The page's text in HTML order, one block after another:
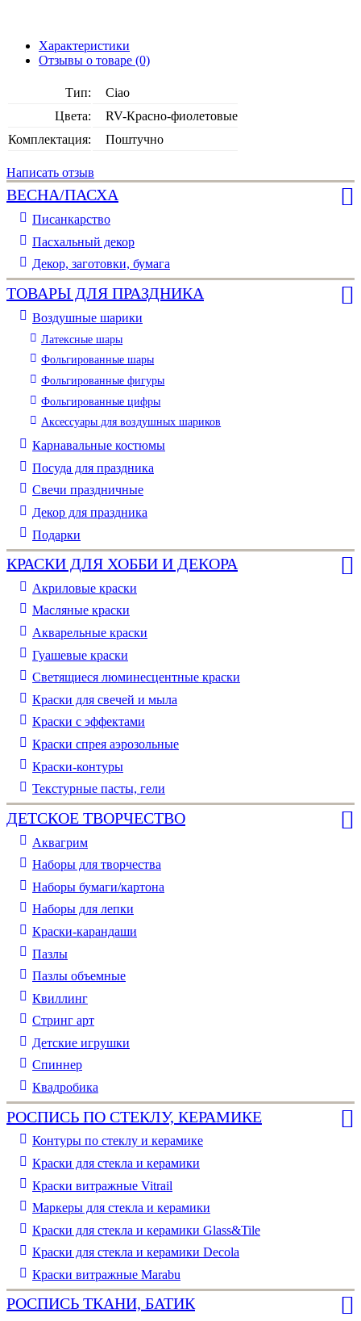
Характеристики
Отзывы о товаре (0)
Тип:
Ciao
Цвета:
RV-Красно-фиолетовые
Комплектация:
Поштучно
Написать отзыв
ВЕСНА/ПАСХА
Писанкарство
Пасхальный декор
Декор, заготовки, бумага
ТОВАРЫ ДЛЯ ПРАЗДНИКА
Воздушные шарики
Латексные шары
Фольгированные шары
Фольгированные фигуры
Фольгированные цифры
Аксессуары для воздушных шариков
Карнавальные костюмы
Посуда для праздника
Свечи праздничные
Декор для праздника
Подарки
КРАСКИ ДЛЯ ХОББИ И ДЕКОРА
Акриловые краски
Масляные краски
Акварельные краски
Гуашевые краски
Светящиеся люминесцентные краски
Краски для свечей и мыла
Краски с эффектами
Краски спрея аэрозольные
Краски-контуры
Текстурные пасты, гели
ДЕТСКОЕ ТВОРЧЕСТВО
Аквагрим
Наборы для творчества
Наборы бумаги/картона
Наборы для лепки
Краски-карандаши
Пазлы
Пазлы объемные
Квиллинг
Стринг арт
Детские игрушки
Спиннер
Квадробика
РОСПИСЬ ПО СТЕКЛУ, КЕРАМИКЕ
Контуры по стеклу и керамике
Краски для стекла и керамики
Краски витражные Vitrail
Маркеры для стекла и керамики
Краски для стекла и керамики Glass&Tile
Краски для стекла и керамики Decola
Краски витражные Marabu
РОСПИСЬ ТКАНИ, БАТИК